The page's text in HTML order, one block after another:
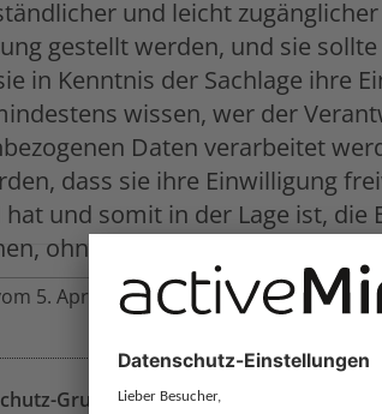
und leicht
gestellt werden, und sie
in Kenntnis der Sachlage ihre
wissen, wer der
Daten verarbeitet
dass sie ihre Einwilligung
und somit in der Lage ist, die
ohne Nachteile zu erleiden.
5. April 1993 über missbräuchliche
Grundverordnung findet vor allem